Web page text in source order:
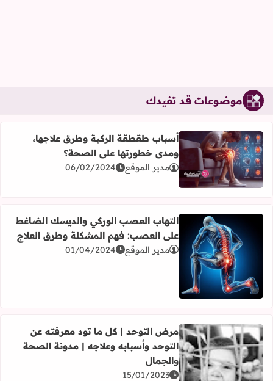
موضوعات قد تفيدك
اقرأ المزيد عن أسباب طقطقة الركبة وطرق علاجها، ومدى
أسباب طقطقة الركبة وطرق علاجها،
ومدى خطورتها على الصحة؟
مدير الموقع 06/02/2024
اقرأ المزيد عن التهاب العصب الوركي والديسك الضاغط
التهاب العصب الوركي والديسك الضاغط
على العصب: فهم المشكلة وطرق العلاج
مدير الموقع 01/04/2024
اقرأ المزيد عن مرض التوحد | كل ما تود معرفته عن التوحد
مرض التوحد | كل ما تود معرفته عن
التوحد وأسبابه وعلاجه | مدونة الصحة
والجمال
15/01/2023